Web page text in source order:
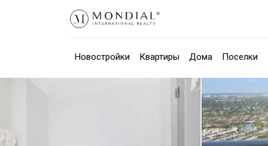
Новостройки Квартиры Дома Поселки